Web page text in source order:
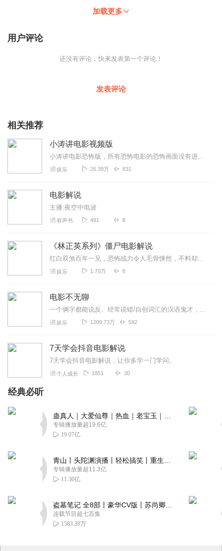
加载更多
用户评论
还没有评论，快来发表第一个评论！
发表评论
相关推荐
小涛讲电影视频版
小涛讲电影恐怖版，所有恐怖电影的恐怖画面没有进行遮挡，适合胆大之人观看，小涛每天为你解说一部电影。
娱乐 26.39万 831
电影解说
主播:夜空中电波
有声书 491 8
《林正英系列》僵尸电影解说
红白双煞百年一见，恐怖战力令人毛骨悚然，不料却遇到了英叔林正英拍鬼片四大禁忌，一直延续至今，拍完必须大声喊咔中国茅山术大战日本邪派，只要英叔出马，任何妖魔都不在...
娱乐 1.70万 8
电影不无聊
一个俩字都能说反、经常说错/自创词汇的汉语鬼才，一个逼疯售货员、啥都有兴趣/啥都爱买的购物黑洞，和一群五颜六色/五味俱全的老友们唠嗑的节目。工作和影视相关，但不...
娱乐 1209.73万 592
7天学会抖音电影解说
7天学会抖音电影解说，让你多学一门学问。
个人成长 1851 30
经典必听
专辑播放量超19.6亿
19.07亿
专辑播放量超11.3亿
11.30亿
连载节目超七百集
1583.39万